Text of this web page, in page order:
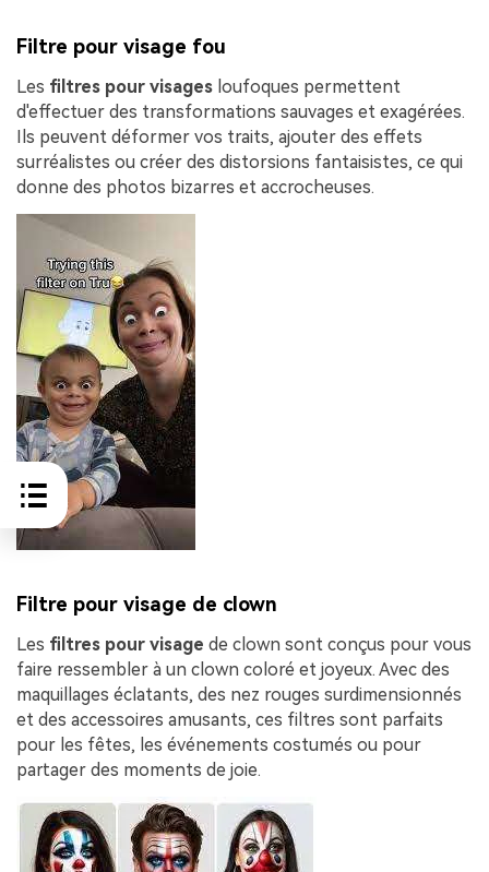
Filtre pour visage fou
Les filtres pour visages loufoques permettent
d'effectuer des transformations sauvages et exagérées.
Ils peuvent déformer vos traits, ajouter des effets
surréalistes ou créer des distorsions fantaisistes, ce qui
donne des photos bizarres et accrocheuses.
Filtre pour visage de clown
Les filtres pour visage de clown sont conçus pour vous
faire ressembler à un clown coloré et joyeux. Avec des
maquillages éclatants, des nez rouges surdimensionnés
et des accessoires amusants, ces filtres sont parfaits
pour les fêtes, les événements costumés ou pour
partager des moments de joie.